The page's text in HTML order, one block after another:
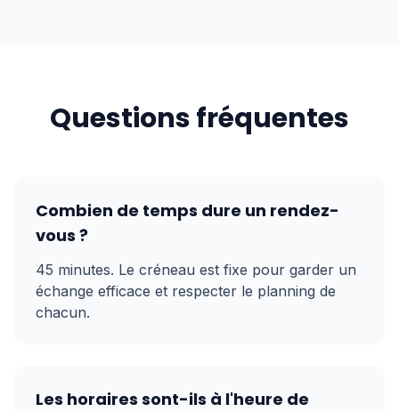
Questions fréquentes
Combien de temps dure un rendez-
vous ?
45 minutes. Le créneau est fixe pour garder un
échange efficace et respecter le planning de
chacun.
Les horaires sont-ils à l'heure de